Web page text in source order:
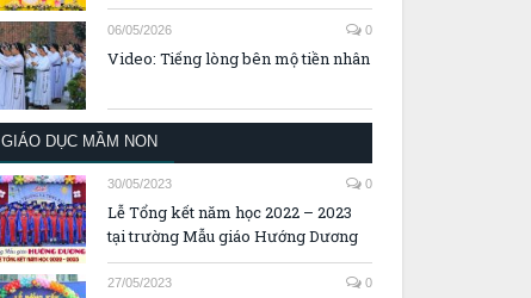
06/05/2026 0
Video: Tiếng lòng bên mộ tiền nhân
GIÁO DỤC MẦM NON
30/05/2023 0
Lễ Tổng kết năm học 2022 – 2023
tại trường Mẫu giáo Hướng Dương
27/05/2023 0